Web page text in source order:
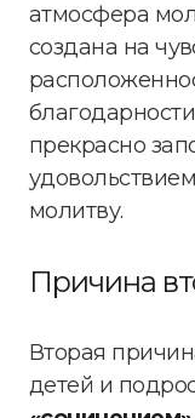
атмосфера
создана на
прекрасно
молитву.
Причина
Вторая
детей и